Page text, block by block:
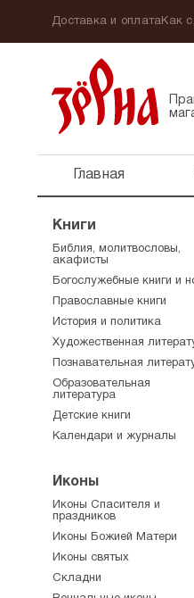
Доставка и оплатаКак
Главная
Книги
Библия, молитвословы,
акафисты
Богослужебные книги и
Православные книги
История и политика
Художественная
Познавательная
Образовательная
литература
Детские книги
Календари и журналы
Иконы
Иконы Спасителя и
праздников
Иконы Божией Матери
Иконы святых
Складни